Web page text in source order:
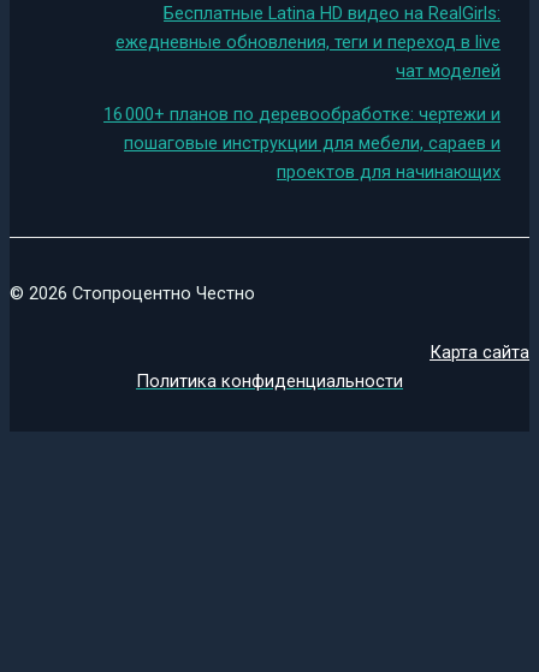
Бесплатные Latina HD видео на RealGirls:
ежедневные обновления, теги и переход в live
чат моделей
16 000+ планов по деревообработке: чертежи и
пошаговые инструкции для мебели, сараев и
проектов для начинающих
© 2026 Стопроцентно Честно
Карта сайта
Политика конфиденциальности